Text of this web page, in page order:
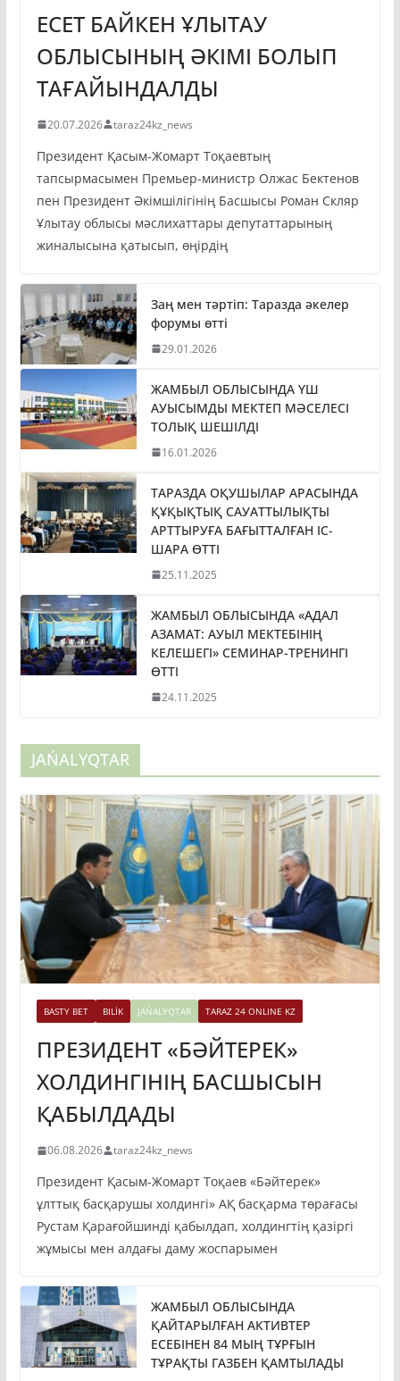
ЕСЕТ БАЙКЕН ҰЛЫТАУ
ОБЛЫСЫНЫҢ ӘКІМІ БОЛЫП
ТАҒАЙЫНДАЛДЫ
20.07.2026 taraz24kz_news
Президент Қасым-Жомарт Тоқаевтың
тапсырмасымен Премьер-министр Олжас Бектенов
пен Президент Әкімшілігінің Басшысы Роман Скляр
Ұлытау облысы мәслихаттары депутаттарының
жиналысына қатысып, өңірдің
Заң мен тәртіп: Таразда әкелер
форумы өтті
29.01.2026
ЖАМБЫЛ ОБЛЫСЫНДА ҮШ
АУЫСЫМДЫ МЕКТЕП МӘСЕЛЕСІ
ТОЛЫҚ ШЕШІЛДІ
16.01.2026
ТАРАЗДА ОҚУШЫЛАР АРАСЫНДА
ҚҰҚЫҚТЫҚ САУАТТЫЛЫҚТЫ
АРТТЫРУҒА БАҒЫТТАЛҒАН ІС-
ШАРА ӨТТІ
25.11.2025
ЖАМБЫЛ ОБЛЫСЫНДА «АДАЛ
АЗАМАТ: АУЫЛ МЕКТЕБІНІҢ
КЕЛЕШЕГІ» СЕМИНАР-ТРЕНИНГІ
ӨТТІ
24.11.2025
JAŃALYQTAR
BASTY BET BILİK JAŃALYQTAR TARAZ 24 ONLINE KZ
ПРЕЗИДЕНТ «БӘЙТЕРЕК»
ХОЛДИНГІНІҢ БАСШЫСЫН
ҚАБЫЛДАДЫ
06.08.2026 taraz24kz_news
Президент Қасым-Жомарт Тоқаев «Бәйтерек»
ұлттық басқарушы холдингі» АҚ басқарма төрағасы
Рустам Қарағойшинді қабылдап, холдингтің қазіргі
жұмысы мен алдағы даму жоспарымен
ЖАМБЫЛ ОБЛЫСЫНДА
ҚАЙТАРЫЛҒАН АКТИВТЕР
ЕСЕБІНЕН 84 МЫҢ ТҰРҒЫН
ТҰРАҚТЫ ГАЗБЕН ҚАМТЫЛАДЫ